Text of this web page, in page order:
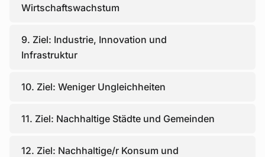
Wirtschaftswachstum
9. Ziel: Industrie, Innovation und
Infrastruktur
10. Ziel: Weniger Ungleichheiten
11. Ziel: Nachhaltige Städte und Gemeinden
12. Ziel: Nachhaltige/r Konsum und